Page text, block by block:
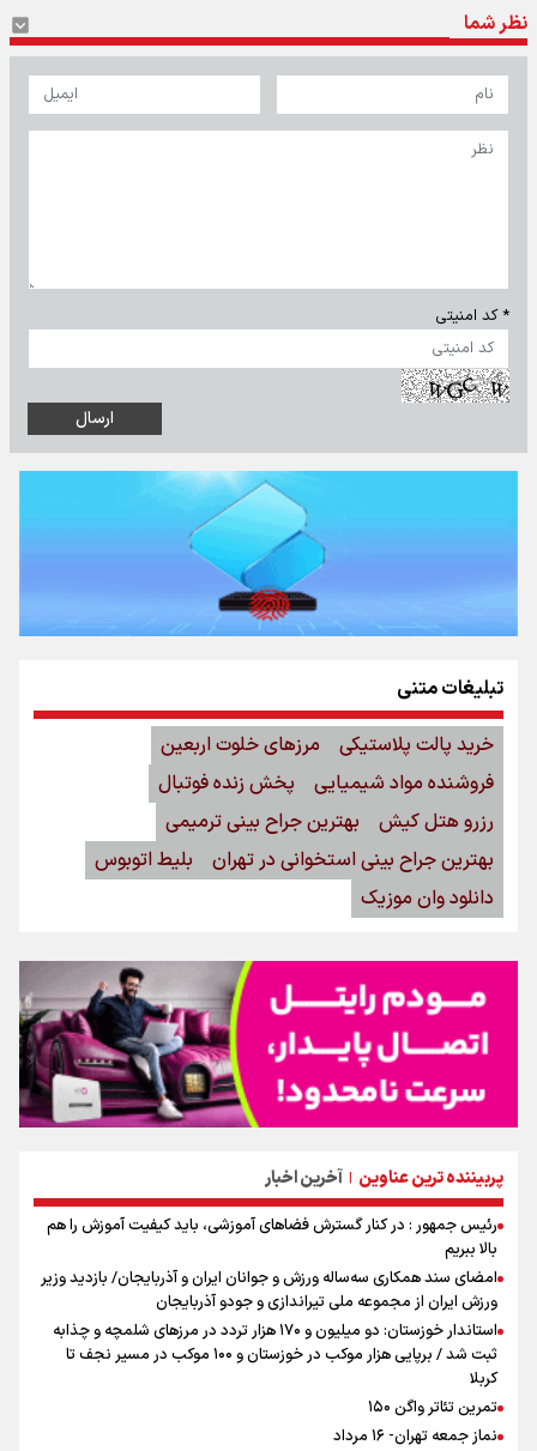
نظر شما
* کد امنیتی
پربیننده ترین عناوین | آخرین اخبار
رئیس جمهور : در کنار گسترش فضاهای آموزشی، باید کیفیت آموزش را هم
بالا ببریم
امضای سند همکاری سه‌ساله ورزش و جوانان ایران و آذربایجان/ بازدید وزیر
ورزش ایران از مجموعه ملی تیراندازی و جودو آذربایجان
استاندار خوزستان: دو میلیون و ۱۷۰ هزار تردد در مرزهای شلمچه و چذابه
ثبت شد / برپایی هزار موکب در خوزستان و ۱۰۰ موکب در مسیر نجف تا
کربلا
تمرین تئاتر واگن ۱۵۰
نماز جمعه تهران- ۱۶ مرداد
تبلیغات متنی
خرید پالت پلاستیکی
مرزهای خلوت اربعین
فروشنده مواد شیمیایی
پخش زنده فوتبال
رزرو هتل کیش
بهترین جراح بینی ترمیمی
بهترین جراح بینی استخوانی در تهران
بلیط اتوبوس
دانلود وان موزیک